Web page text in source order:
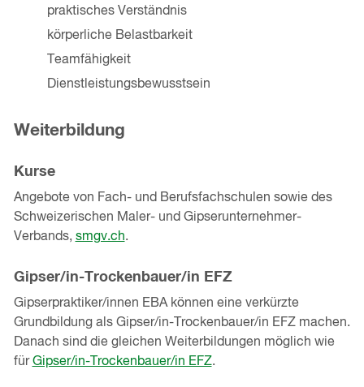
praktisches Verständnis
körperliche Belastbarkeit
Teamfähigkeit
Dienstleistungsbewusstsein
Weiterbildung
Kurse
Angebote von Fach- und Berufsfachschulen sowie des
Schweizerischen Maler- und Gipserunternehmer-
Verbands, smgv.ch.
Gipser/in-Trockenbauer/in EFZ
Gipserpraktiker/innen EBA können eine verkürzte
Grundbildung als Gipser/in-Trockenbauer/in EFZ machen.
Danach sind die gleichen Weiterbildungen möglich wie
fürGipser/in-Trockenbauer/in EFZ.